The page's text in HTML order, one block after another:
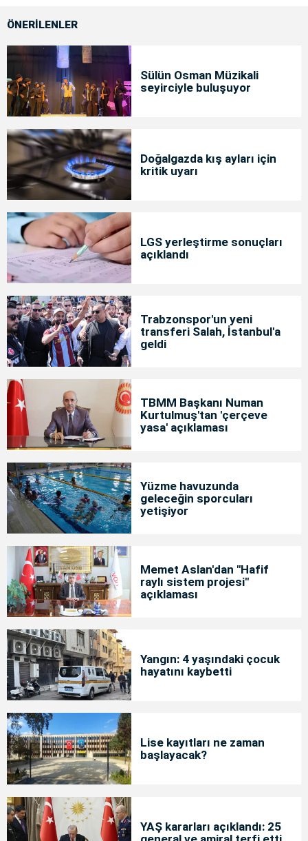
ÖNERİLENLER
Sülün Osman Müzikali
seyirciyle buluşuyor
Doğalgazda kış ayları için
kritik uyarı
LGS yerleştirme sonuçları
açıklandı
Trabzonspor'un yeni
transferi Salah, İstanbul'a
geldi
TBMM Başkanı Numan
Kurtulmuş'tan 'çerçeve
yasa' açıklaması
Yüzme havuzunda
geleceğin sporcuları
yetişiyor
Memet Aslan'dan "Hafif
raylı sistem projesi"
açıklaması
Yangın: 4 yaşındaki çocuk
hayatını kaybetti
Lise kayıtları ne zaman
başlayacak?
YAŞ kararları açıklandı: 25